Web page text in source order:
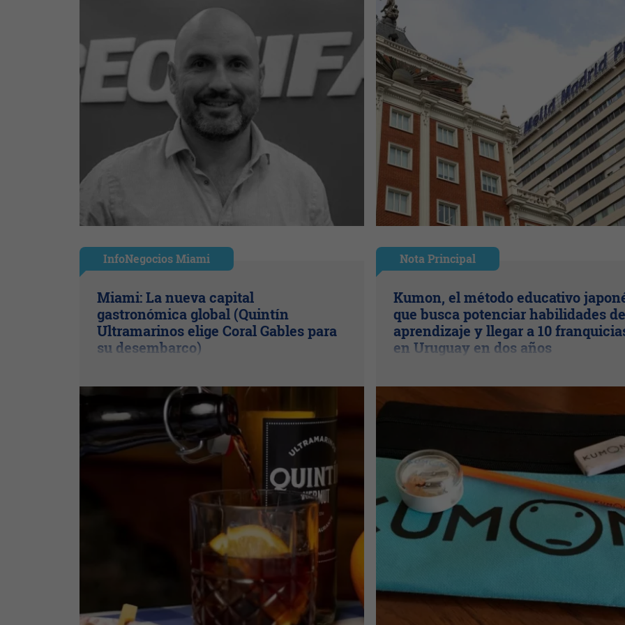
InfoNegocios Miami
Miami: La nueva capital
gastronómica global (Quintín
Ultramarinos elige Coral Gables para
su desembarco)
Nota Principal
Kumon, el método educativo
que busca potenciar habilidades de
aprendizaje y llegar a 10
en Uruguay en dos años